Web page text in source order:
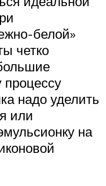
белой»
четко
процессу
надо уделить
или
на